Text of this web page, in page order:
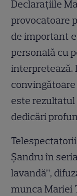
Declarațiile
provocatoare
de important
personală cu
interpretează.
este
dedicări
Șandru în
lavandă”,
munca Mariei